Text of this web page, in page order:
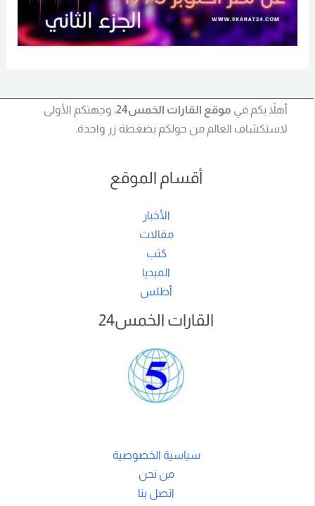
أهلاً بكم في موقع القارات الخمس24
، وجهتكم الأولى
لاستكشاف العالم من حولكم بضغطة زر واحدة.
أقسام الموقع
الأخبار
مقالات
كتب
الميديا
أطلس
القارات الخمس24
سياسية الخصوصية
من نحن
اتصل بنا